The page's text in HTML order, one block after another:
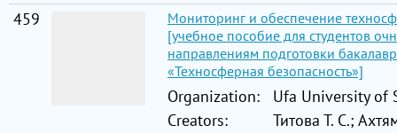
459
Мониторинг и обеспечение
[учебное пособие для студентов
направлениям подготовки
«Техносферная безопасность»]
Organization:
Ufa University of
Creators:
Титова Т. С.;